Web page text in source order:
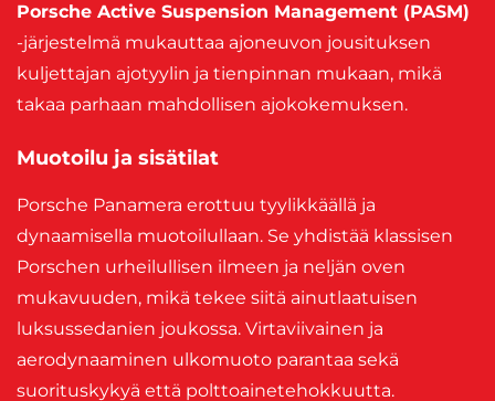
Porsche Active Suspension Management (PASM)
-järjestelmä mukauttaa ajoneuvon jousituksen
kuljettajan ajotyylin ja tienpinnan mukaan, mikä
takaa parhaan mahdollisen ajokokemuksen.
Muotoilu ja sisätilat
Porsche Panamera erottuu tyylikkäällä ja
dynaamisella muotoilullaan. Se yhdistää klassisen
Porschen urheilullisen ilmeen ja neljän oven
mukavuuden, mikä tekee siitä ainutlaatuisen
luksussedanien joukossa. Virtaviivainen ja
aerodynaaminen ulkomuoto parantaa sekä
suorituskykyä että polttoainetehokkuutta.